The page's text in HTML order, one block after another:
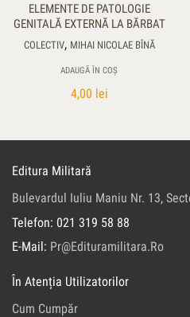
ELEMENTE DE PATOLOGIE
GENITALĂ EXTERNĂ LA BĂRBAT
COLECTIV, MIHAI NICOLAE BÎNĂ
ADAUGĂ ÎN COȘ
4,00 lei
Editura Militară
Bulevardul Iuliu Maniu Nr. 13,
Telefon: 021 319 58 88
E-Mail: Pr@edituramilitara.ro
În Atenția Utilizatorilor
Cum Cumpăr